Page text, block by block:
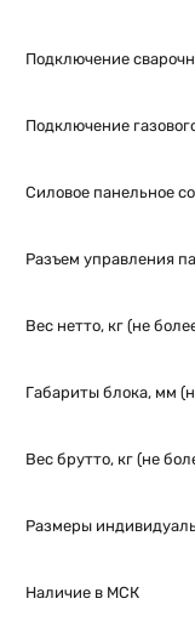
Подключение
Подключение
Силовое панельное
Разъем управления
Вес нетто, кг (не
Габариты блока, мм
Вес брутто, кг (не
Размеры
Наличие в МСК